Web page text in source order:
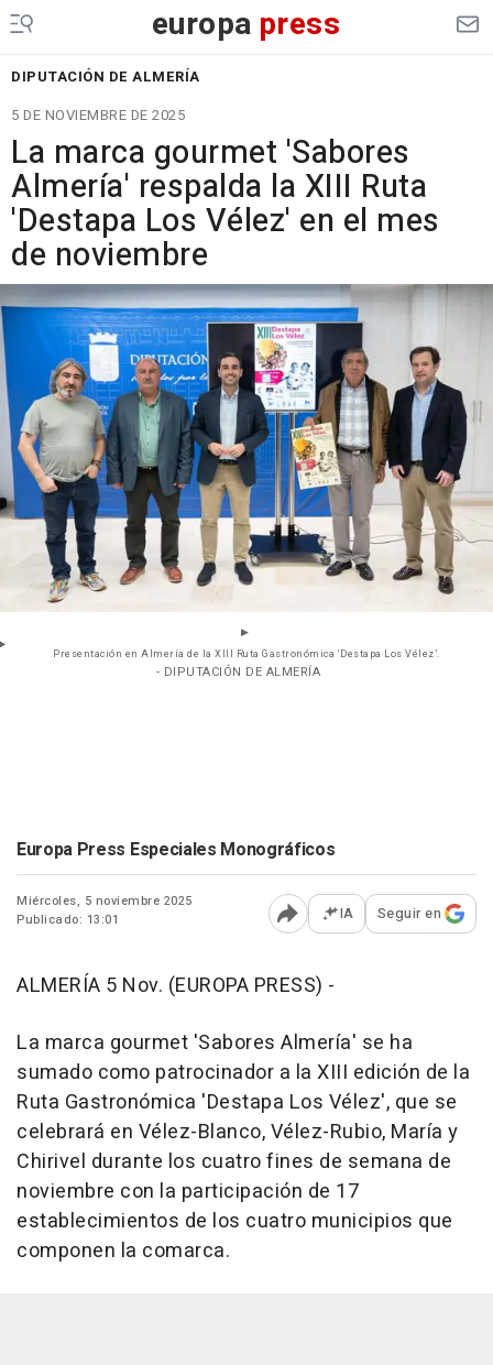
europa press
DIPUTACIÓN DE ALMERÍA
5 DE NOVIEMBRE DE 2025
La marca gourmet 'Sabores
Almería' respalda la XIII Ruta
'Destapa Los Vélez' en el mes
de noviembre
Presentación en Almería de la XIII Ruta Gastronómica ‘Destapa Los Vélez’.
- DIPUTACIÓN DE ALMERÍA
Europa Press Especiales Monográficos
Miércoles, 5 noviembre 2025
Publicado: 13:01
Abrir opciones para
IA Seguir en
ALMERÍA 5 Nov. (EUROPA PRESS) -
La marca gourmet 'Sabores Almería' se ha
sumado como patrocinador a la XIII edición de la
Ruta Gastronómica 'Destapa Los Vélez', que se
celebrará en Vélez-Blanco, Vélez-Rubio, María y
Chirivel durante los cuatro fines de semana de
noviembre con la participación de 17
establecimientos de los cuatro municipios que
componen la comarca.